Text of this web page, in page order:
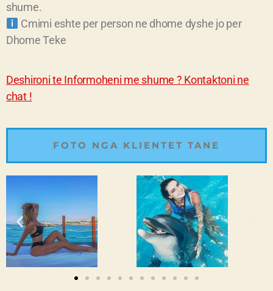
shume.
Cmimi eshte per person ne dhome dyshe jo per
Dhome Teke
Deshironi te Informoheni me shume ? Kontaktoni ne
chat !
FOTO NGA KLIENTET TANE